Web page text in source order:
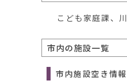
こども家庭課、
市内の施設一覧
市内施設空き情